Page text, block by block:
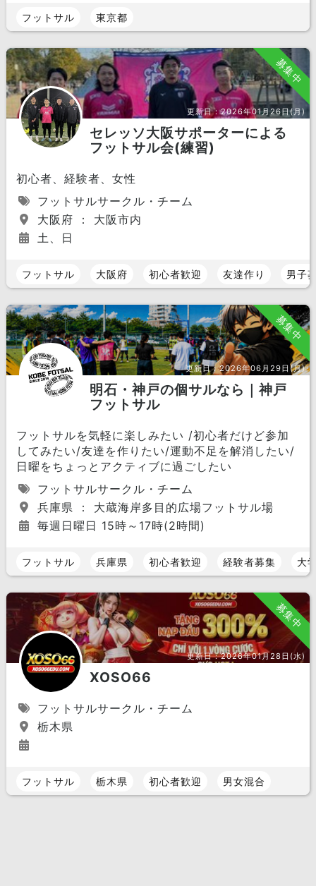
フットサル 東京都
募集中
更新日：2026年01月26日(月)
セレッソ大阪サポーターによる
フットサル会(練習)
初心者、経験者、女性
フットサルサークル・チーム
大阪府 ： 大阪市内
土、日
フットサル 大阪府 初心者歓迎 友達作り 男子
募集中
更新日：2026年06月29日(月)
明石・神戸の個サルなら｜神戸
フットサル
フットサルを気軽に楽しみたい /初心者だけど参加
してみたい/友達を作りたい/運動不足を解消したい/
日曜をちょっとアクティブに過ごしたい
フットサルサークル・チーム
兵庫県 ： 大蔵海岸多目的広場フットサル場
毎週日曜日 15時～17時(2時間)
フットサル 兵庫県 初心者歓迎 経験者募集 大
募集中
更新日：2026年01月28日(水)
XOSO66
フットサルサークル・チーム
栃木県
フットサル 栃木県 初心者歓迎 男女混合